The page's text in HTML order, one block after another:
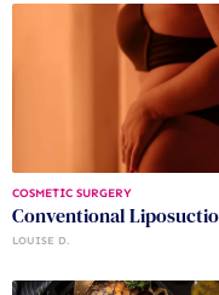
COSMETIC SURGERY
Conventional
LOUISE D.